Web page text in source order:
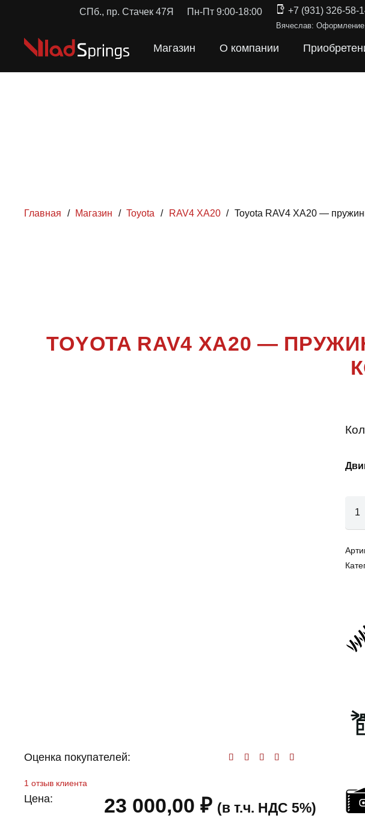
СПб., пр. Стачек 47Я Пн-Пт 9:00-18:00 +7 (931) 326-58-
Вячеслав:
Магазин О компании
Главная / Магазин / Toyota / RAV4 XA20 / Toyota RAV4 XA20 —
TOYOTA RAV4 XA20 —
Оценка покупателей:
1 отзыв клиента
Цена: 23 000,00₽ (в т.ч. НДС 5%)